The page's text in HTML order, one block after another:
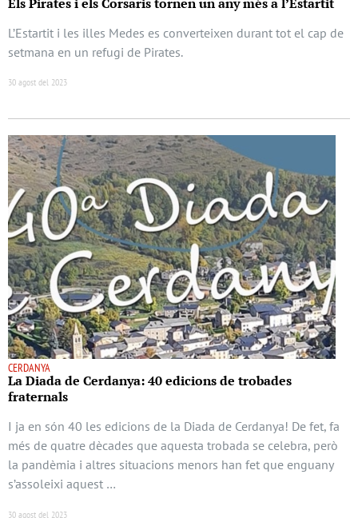
L’Estartit i les illes Medes es converteixen durant tot el cap de
setmana en un refugi de Pirates.
30 agost del 2023
CERDANYA
La Diada de Cerdanya: 40 edicions de trobades
fraternals
I ja en són 40 les edicions de la Diada de Cerdanya! De fet, fa
més de quatre dècades que aquesta trobada se celebra, però
la pandèmia i altres situacions menors han fet que enguany
s’assoleixi aquest …
30 agost del 2023